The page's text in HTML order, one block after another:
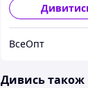
ВсеОпт
Дивись також